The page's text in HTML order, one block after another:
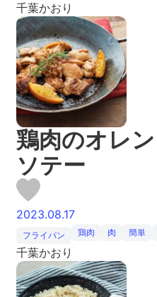
千葉かおり
鶏肉のオレ
ソテー
2023.08.17
フライパン 鶏肉 肉 簡単
千葉かおり